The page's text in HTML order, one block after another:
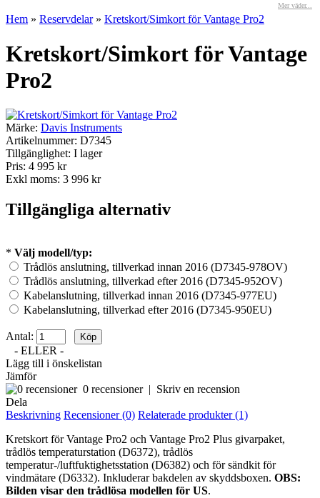
Mer väder...
Hem » Reservdelar» Kretskort/Simkort för Vantage Pro2
Kretskort/Simkort för Vantage
Pro2
Märke: Davis Instruments
Artikelnummer: D7345
Tillgänglighet: I lager
Pris: 4 995 kr
Exkl moms: 3 996 kr
Tillgängliga alternativ
* Välj modell/typ:
Trådlös anslutning, tillverkad innan 2016 (D7345-978OV)
Trådlös anslutning, tillverkad efter 2016 (D7345-952OV)
Kabelanslutning, tillverkad innan 2016 (D7345-977EU)
Kabelanslutning, tillverkad efter 2016 (D7345-950EU)
Antal:
- ELLER -
Lägg till i önskelistan
Jämför
0 recensioner| Skriv en recension
Dela
Beskrivning Recensioner (0) Relaterade produkter (1)
Kretskort för Vantage Pro2 och Vantage Pro2 Plus givarpaket,
trådlös temperaturstation (D6372), trådlös
temperatur-/luftfuktighetsstation (D6382) och för sändkit för
vindmätare (D6332). Inkluderar bakdelen av skyddsboxen. OBS:
Bilden visar den trådlösa modellen för US.